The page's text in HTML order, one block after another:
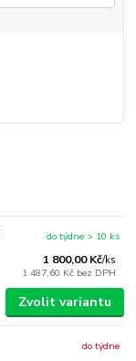
1 800,00 Kč/ks
1 487,60 Kč bez DPH
do týdne > 10 ks
Zvolit variantu
do týdne